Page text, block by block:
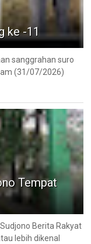
ke -11
sanggrahan suro
(31/07/2026)
Tempat
Berita Rakyat
lebih dikenal